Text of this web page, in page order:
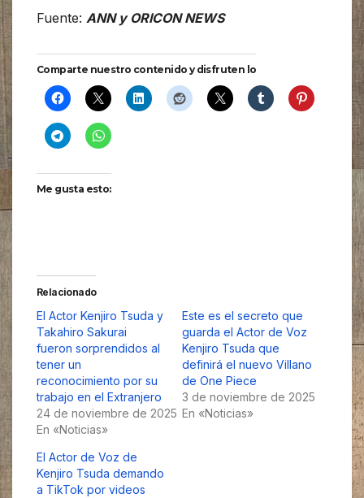
Fuente: ANN y ORICON NEWS
Comparte nuestro contenido y disfruten lo
Me gusta esto:
Relacionado
El Actor Kenjiro Tsuda y
Takahiro Sakurai
fueron sorprendidos al
tener un
reconocimiento por su
trabajo en el Extranjero
24 de noviembre de 2025
En «Noticias»
Este es el secreto que
guarda el Actor de Voz
Kenjiro Tsuda que
definirá el nuevo Villano
de One Piece
3 de noviembre de 2025
En «Noticias»
El Actor de Voz de
Kenjiro Tsuda demando
a TikTok por videos